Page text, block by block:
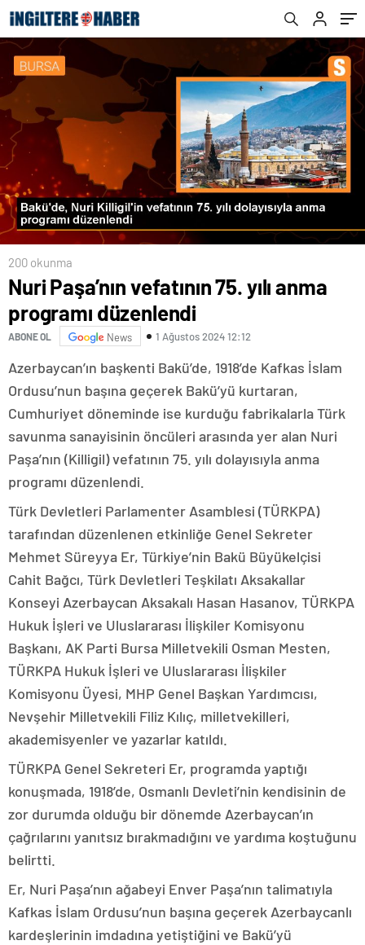
200 okunma
Nuri Paşa’nın vefatının 75. yılı anma
programı düzenlendi
ABONE OL News 1 Ağustos 2024 12:12
Azerbaycan’ın başkenti Bakü’de, 1918’de Kafkas İslam
Ordusu’nun başına geçerek Bakü’yü kurtaran,
Cumhuriyet döneminde ise kurduğu fabrikalarla Türk
savunma sanayisinin öncüleri arasında yer alan Nuri
Paşa’nın (Killigil) vefatının 75. yılı dolayısıyla anma
programı düzenlendi.
Türk Devletleri Parlamenter Asamblesi (TÜRKPA)
tarafından düzenlenen etkinliğe Genel Sekreter
Mehmet Süreyya Er, Türkiye’nin Bakü Büyükelçisi
Cahit Bağcı, Türk Devletleri Teşkilatı Aksakallar
Konseyi Azerbaycan Aksakalı Hasan Hasanov, TÜRKPA
Hukuk İşleri ve Uluslararası İlişkiler Komisyonu
Başkanı, AK Parti Bursa Milletvekili Osman Mesten,
TÜRKPA Hukuk İşleri ve Uluslararası İlişkiler
Komisyonu Üyesi, MHP Genel Başkan Yardımcısı,
Nevşehir Milletvekili Filiz Kılıç, milletvekilleri,
akademisyenler ve yazarlar katıldı.
TÜRKPA Genel Sekreteri Er, programda yaptığı
konuşmada, 1918’de, Osmanlı Devleti’nin kendisinin de
zor durumda olduğu bir dönemde Azerbaycan’ın
çağrılarını yanıtsız bırakmadığını ve yardıma koştuğunu
belirtti.
Er, Nuri Paşa’nın ağabeyi Enver Paşa’nın talimatıyla
Kafkas İslam Ordusu’nun başına geçerek Azerbaycanlı
kardeşlerinin imdadına yetiştiğini ve Bakü’yü